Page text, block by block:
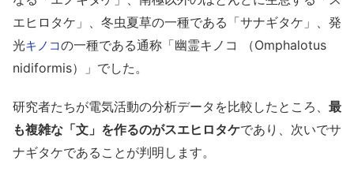
エヒロタケ」、冬虫夏草の一種である「サナギタケ」、発
光キノコの一種である通称「幽霊キノコ （Omphalotus
nidiformis）」でした。
研究者たちが電気活動の分析データを比較したところ、 最
も複雑な「文」を作るのがスエヒロタケであり、次いでサ
ナギタケであることが判明します。